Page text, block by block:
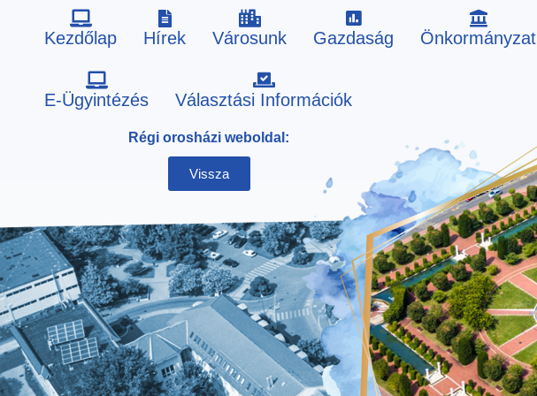
Kezdőlap Hírek Városunk Gazdaság Önkormányzat
E-Ügyintézés Választási Információk
Régi orosházi weboldal:
Vissza